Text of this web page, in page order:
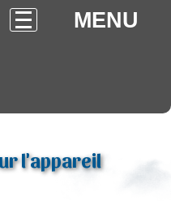
MENU
l'appareil